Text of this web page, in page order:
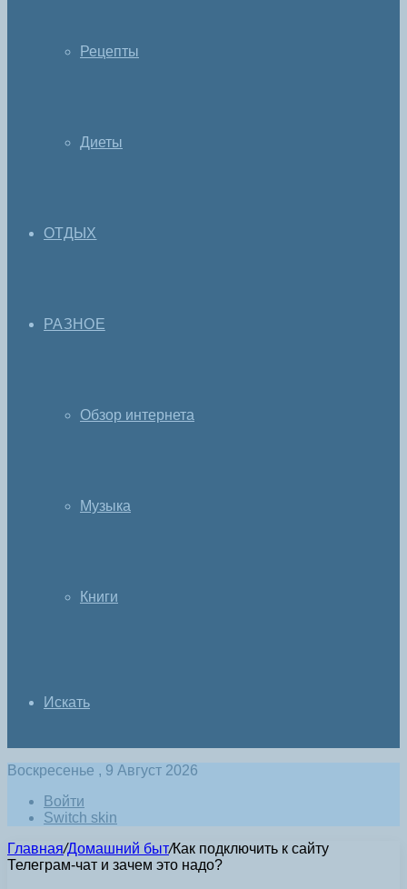
Рецепты
Диеты
ОТДЫХ
РАЗНОЕ
Обзор интернета
Музыка
Книги
Искать
Воскресенье , 9 Август 2026
Войти
Switch skin
Главная/Домашний быт/Как подключить к сайту
Телеграм-чат и зачем это надо?